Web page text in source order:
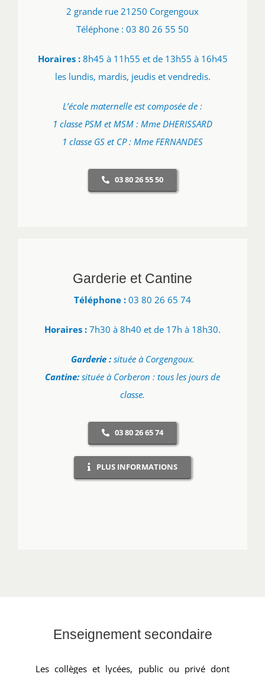
2 grande rue 21250 Corgengoux
Téléphone : 03 80 26 55 50
Horaires : 8h45 à 11h55 et de 13h55 à 16h45
les lundis, mardis, jeudis et vendredis.
L’école maternelle est composée de :
1 classe PSM et MSM : Mme DHERISSARD
1 classe GS et CP : Mme FERNANDES
03 80 26 55 50
Garderie et Cantine
Téléphone : 03 80 26 65 74
Horaires : 7h30 à 8h40 et de 17h à 18h30.
Garderie : située à Corgengoux.
Cantine: située à Corberon : tous les jours de
classe.
03 80 26 65 74
PLUS INFORMATIONS
Enseignement secondaire
Les collèges et lycées, public ou privé dont